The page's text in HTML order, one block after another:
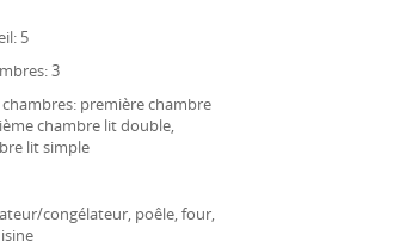
5
3
première chambre
chambre lit double,
lit simple
congélateur, poêle, four,